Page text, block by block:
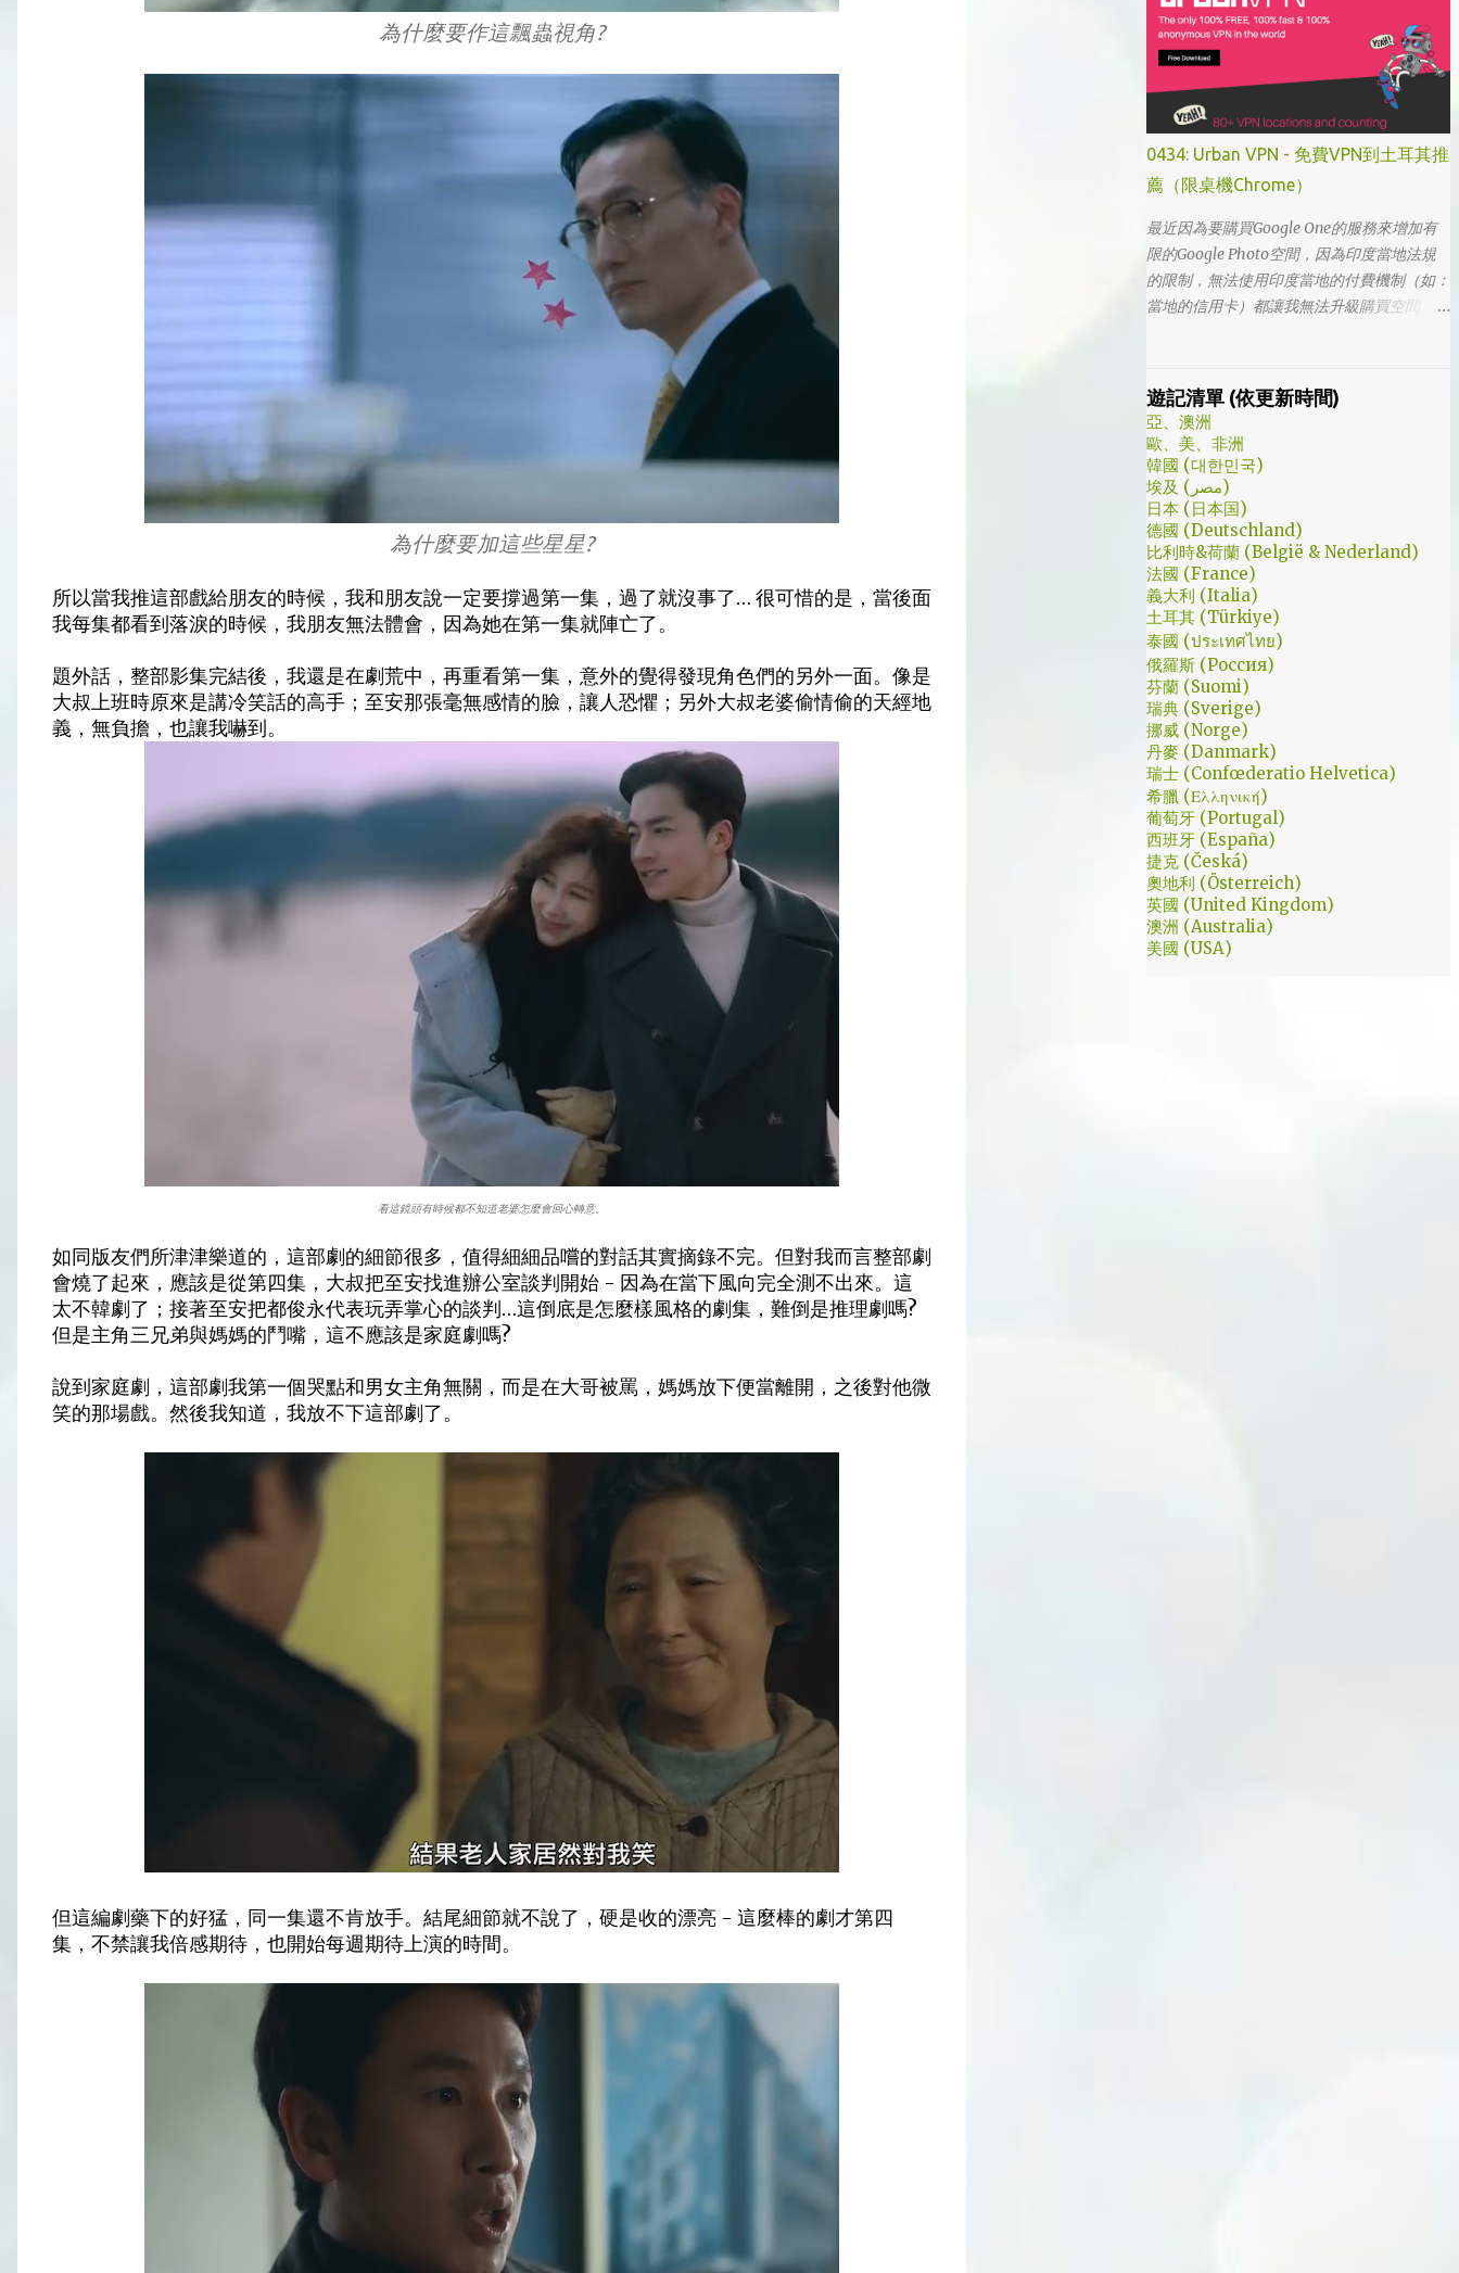
為什麼要作這飄蟲視角?
為什麼要加這些星星?
所以當我推這部戲給朋友的時候，我和朋友說一定要撐過第一集，過了就沒事了… 很可惜的是，當後面
我每集都看到落淚的時候，我朋友無法體會，因為她在第一集就陣亡了。
題外話，整部影集完結後，我還是在劇荒中，再重看第一集，意外的覺得發現角色們的另外一面。像是
大叔上班時原來是講冷笑話的高手；至安那張毫無感情的臉，讓人恐懼；另外大叔老婆偷情偷的天經地
義，無負擔，也讓我嚇到。
看這鏡頭有時候都不知道老婆怎麼會回心轉意。
如同版友們所津津樂道的，這部劇的細節很多，值得細細品嚐的對話其實摘錄不完。但對我而言整部劇
會燒了起來，應該是從第四集，大叔把至安找進辦公室談判開始 - 因為在當下風向完全測不出來。這
太不韓劇了；接著至安把都俊永代表玩弄掌心的談判…這倒底是怎麼樣風格的劇集，難倒是推理劇嗎?
但是主角三兄弟與媽媽的鬥嘴，這不應該是家庭劇嗎?
說到家庭劇，這部劇我第一個哭點和男女主角無關，而是在大哥被罵，媽媽放下便當離開，之後對他微
笑的那場戲。然後我知道，我放不下這部劇了。
但這編劇藥下的好猛，同一集還不肯放手。結尾細節就不說了，硬是收的漂亮 - 這麼棒的劇才第四
集，不禁讓我倍感期待，也開始每週期待上演的時間。
兩者還是有效率多了。 想來想去，iPad能夠
比電腦還有生產力的部份可能會落在畫圖這一
塊吧... 可惜大一畫了一個學期的蛋之後，我就
知道我在這一塊應該是沒啥天份的XD
0434: Urban VPN - 免費VPN到土耳其推
薦（限桌機Chrome）
最近因為要購買Google One的服務來增加有
限的Google Photo空間，因為印度當地法規
的限制，無法使用印度當地的付費機制（如：
當地的信用卡）都讓我無法升級購買空間。因
不少，而且還bundle了不少近年常提到的
VPN，像是NordVPN/ Surfshark等…但因為這
些VPN服務都已經沒有免費的試用期了… 在花
了幾個小時試了一下，目前與大家推薦的是
Urban VPN
遊記清單 (依更新時間)
亞、澳洲
歐、美、非洲
韓國 (대한민국)
埃及 (مصر)
日本 (日本国)
德國 (Deutschland)
比利時&荷蘭 (België & Nederland)
法國 (France)
義大利 (Italia)
土耳其 (Türkiye)
泰國 (ประเทศไทย)
俄羅斯 (Россия)
芬蘭 (Suomi)
瑞典 (Sverige)
挪威 (Norge)
丹麥 (Danmark)
瑞士 (Confœderatio Helvetica)
希臘 (Ελληνική)
葡萄牙 (Portugal)
西班牙 (España)
捷克 (Česká)
奧地利 (Österreich)
英國 (United Kingdom)
澳洲 (Australia)
美國 (USA)